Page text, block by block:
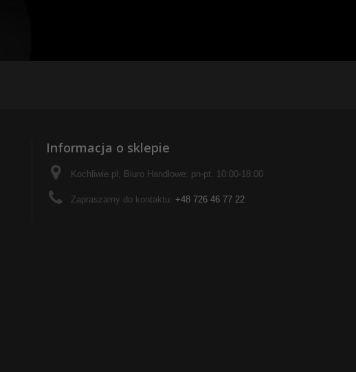
Informacja o sklepie
Kochliwie.pl, Biuro Handlowe: pn-pt. 10:00-18:00
Zapraszamy do kontaktu: +48 726 46 77 22